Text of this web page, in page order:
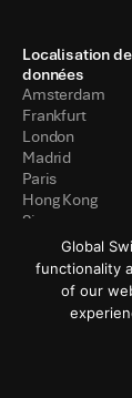
Localisation
données
Amsterdam
Frankfurt
London
Madrid
Paris
Hong Kong
Singapore
Politique de
Global
functionality
of our